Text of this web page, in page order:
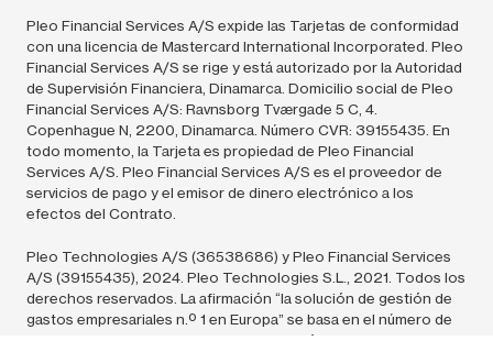
Pleo Financial Services A/S expide las Tarjetas de conformidad
con una licencia de Mastercard International Incorporated. Pleo
Financial Services A/S se rige y está autorizado por la Autoridad
de Supervisión Financiera, Dinamarca. Domicilio social de Pleo
Financial Services A/S: Ravnsborg Tværgade 5 C, 4.
Copenhague N, 2200, Dinamarca. Número CVR: 39155435. En
todo momento, la Tarjeta es propiedad de Pleo Financial
Services A/S. Pleo Financial Services A/S es el proveedor de
servicios de pago y el emisor de dinero electrónico a los
efectos del Contrato.
Pleo Technologies A/S (36538686) y Pleo Financial Services
A/S (39155435), 2024. Pleo Technologies S.L., 2021. Todos los
derechos reservados. La afirmación “la solución de gestión de
gastos empresariales n.º 1 en Europa” se basa en el número de